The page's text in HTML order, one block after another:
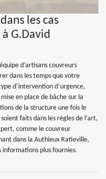
les cas
G.David
d’artisans couvreurs
dans les temps que votre
d’intervention d’urgence,
en place de bâche sur la
de la structure une fois le
faits dans les règles de l’art,
comme le couvreur
dans la Authieux Ratieville,
informations plus fournies.